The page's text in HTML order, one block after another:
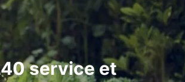
service et